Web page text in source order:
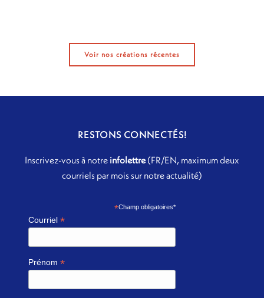
Voir nos créations récentes
RESTONS CONNECTÉS!
Inscrivez-vous à notre infolettre(FR/EN, maximum deux
courriels par mois sur notre actualité)
*Champ obligatoires*
Courriel*
Prénom*